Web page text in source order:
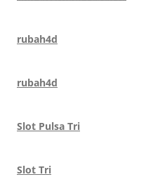
rubah4d
rubah4d
Slot Pulsa Tri
Slot Tri